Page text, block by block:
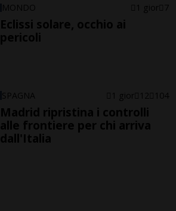
MONDO 1 gior 7
Eclissi solare, occhio ai
pericoli
SPAGNA 1 gior 12 104
Madrid ripristina i controlli
alle frontiere per chi arriva
dall'Italia